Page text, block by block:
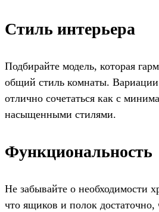
Стиль интерьера
Подбирайте модель, которая
общий стиль комнаты.
отлично сочетаться как с
насыщенными стилями.
Функциональность
Не забывайте о необходимости
что ящиков и полок достаточно,